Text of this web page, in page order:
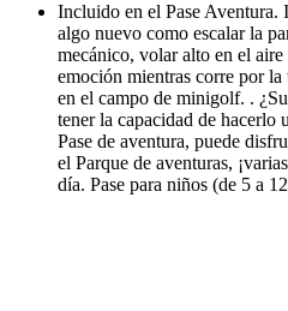
Incluido en el Pase Aventura.
algo nuevo como escalar la
mecánico, volar alto en el
emoción mientras corre por
en el campo de minigolf. .
tener la capacidad de hacerlo
Pase de aventura, puede
el Parque de aventuras,
día. Pase para niños (de 5 a